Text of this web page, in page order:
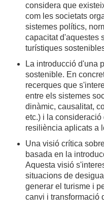
considera que
com les societats
sistemes polítics,
capacitat d'aquestes
turístiques
La introducció d'una
sostenible. En
recerques que
entre els sistemes
dinàmic, causalitat,
etc.) i la
resiliència aplicats a
Una visió crítica
basada en la
Aquesta visió
situacions de
generar el turisme i
canvi i transformació